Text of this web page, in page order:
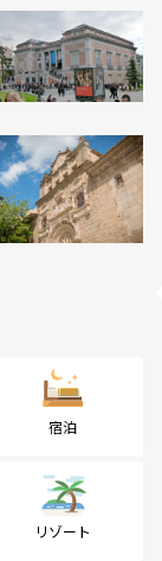
宿泊
リゾート